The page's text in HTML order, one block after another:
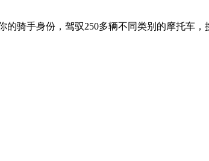
骑手身份，驾驭250多辆不同类别的摩托车